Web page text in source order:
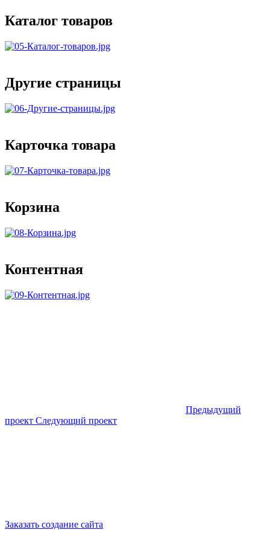
Каталог товаров
Другие страницы
Карточка товара
Корзина
Контентная
Предыдущий
проект Следующий проект
Заказать создание сайта